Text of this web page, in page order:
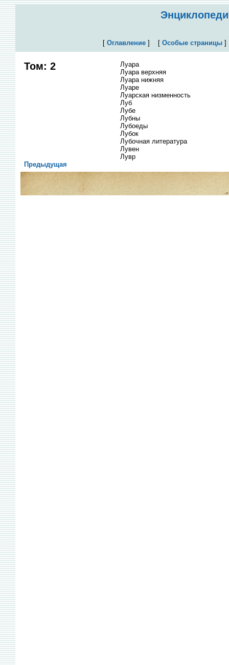
[ Оглавление] [ Особые страницы
Том: 2
Луара
Луара верхняя
Луара нижняя
Луаре
Луарская низменность
Луб
Лубе
Лубны
Лубоеды
Лубок
Лубочная литература
Лувен
Лувр
Предыдущая